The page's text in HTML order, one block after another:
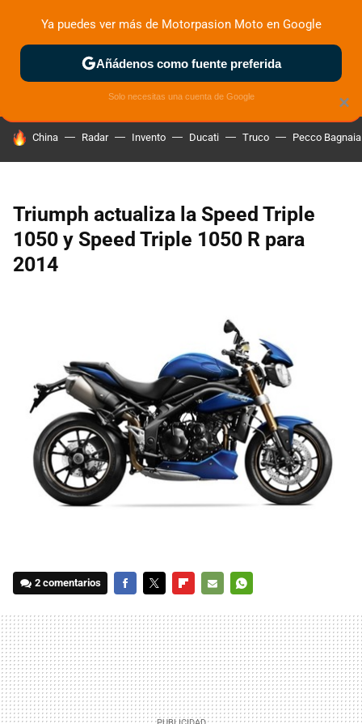
ZONA DE PRUEBAS DEPORTIVAS MOTOS ELÉCTRICAS
HOY SE HABLA DE
China Radar Invento Ducati Truco Pecco Bagnaia
Triumph actualiza la Speed Triple
1050 y Speed Triple 1050 R para
2014
2 comentarios
MAIL
×
Ya puedes ver más de Motorpasion Moto en Google
Añádenos como fuente preferida
Solo necesitas una cuenta de Google